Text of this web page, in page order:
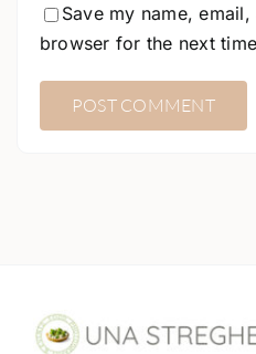
Save my name,
browser for the next